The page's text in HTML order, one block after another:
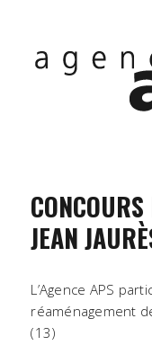
JEAN
L’Agence APS
réaménagement
(13)